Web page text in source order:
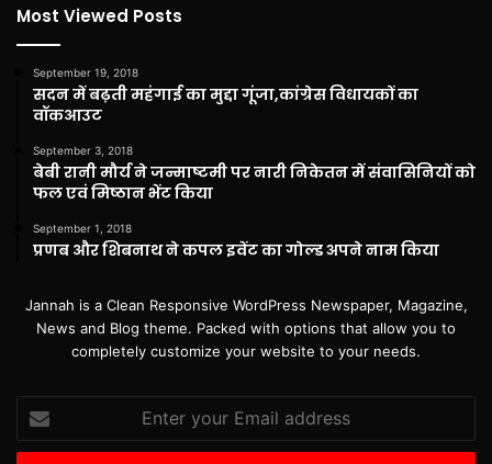
Most Viewed Posts
September 19, 2018
सदन में बढ़ती महंगाई का मुद्दा गूंजा,कांग्रेस विधायकों का
वॉकआउट
September 3, 2018
बेबी रानी मौर्य ने जन्माष्टमी पर नारी निकेतन में संवासिनियों को
फल एवं मिष्ठान भेंट किया
September 1, 2018
प्रणब और शिबनाथ ने कपल इवेंट का गोल्ड अपने नाम किया
Jannah is a Clean Responsive WordPress Newspaper, Magazine,
News and Blog theme. Packed with options that allow you to
completely customize your website to your needs.
Enter
your
Email